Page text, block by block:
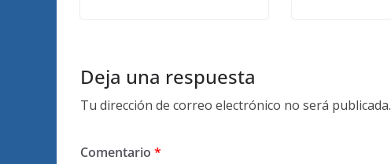
Deja una respuesta
Tu dirección de correo electrónico no será publicada.
Comentario *